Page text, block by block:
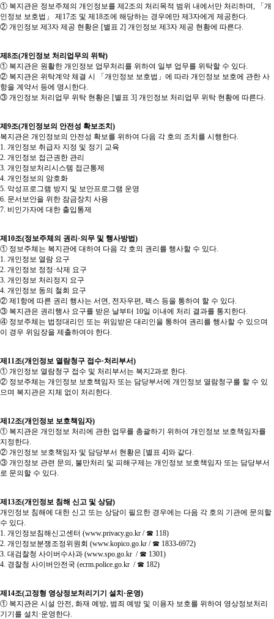
① 복지관은 정보주체의 개인정보를 제2조의 처리목적 범위 내에서만 처리하며, 「개
인정보 보호법」 제17조 및 제18조에 해당하는 경우에만 제3자에게 제공한다.
② 개인정보 제3자 제공 현황은 [별표 2] 개인정보 제3자 제공 현황에 따른다.
제8조(개인정보 처리업무의 위탁)
① 복지관은 원활한 개인정보 업무처리를 위하여 일부 업무를 위탁할 수 있다.
② 복지관은 위탁계약 체결 시 「개인정보 보호법」에 따라 개인정보 보호에 관한 사
항을 계약서 등에 명시한다.
③ 개인정보 처리업무 위탁 현황은 [별표 3] 개인정보 처리업무 위탁 현황에 따른다.
제9조(개인정보의 안전성 확보조치)
복지관은 개인정보의 안전성 확보를 위하여 다음 각 호의 조치를 시행한다.
1. 개인정보 취급자 지정 및 정기 교육
2. 개인정보 접근권한 관리
3. 개인정보처리시스템 접근통제
4. 개인정보의 암호화
5. 악성프로그램 방지 및 보안프로그램 운영
6. 문서보안을 위한 잠금장치 사용
7. 비인가자에 대한 출입통제
제10조(정보주체의 권리·의무 및 행사방법)
① 정보주체는 복지관에 대하여 다음 각 호의 권리를 행사할 수 있다.
1. 개인정보 열람 요구
2. 개인정보 정정·삭제 요구
3. 개인정보 처리정지 요구
4. 개인정보 동의 철회 요구
② 제1항에 따른 권리 행사는 서면, 전자우편, 팩스 등을 통하여 할 수 있다.
③ 복지관은 권리행사 요구를 받은 날부터 10일 이내에 처리 결과를 통지한다.
④ 정보주체는 법정대리인 또는 위임받은 대리인을 통하여 권리를 행사할 수 있으며
이 경우 위임장을 제출하여야 한다.
제11조(개인정보 열람청구 접수·처리부서)
① 개인정보 열람청구 접수 및 처리부서는 복지2과로 한다.
② 정보주체는 개인정보 보호책임자 또는 담당부서에 개인정보 열람청구를 할 수 있
으며 복지관은 지체 없이 처리한다.
제12조(개인정보 보호책임자)
① 복지관은 개인정보 처리에 관한 업무를 총괄하기 위하여 개인정보 보호책임자를
지정한다.
② 개인정보 보호책임자 및 담당부서 현황은 [별표 4]와 같다.
③ 개인정보 관련 문의, 불만처리 및 피해구제는 개인정보 보호책임자 또는 담당부서
로 문의할 수 있다.
제13조(개인정보 침해 신고 및 상담)
개인정보 침해에 대한 신고 또는 상담이 필요한 경우에는 다음 각 호의 기관에 문의할
수 있다.
1. 개인정보침해신고센터 (www.privacy.go.kr / ☎ 118)
2. 개인정보분쟁조정위원회 (www.kopico.go.kr / ☎ 1833-6972)
3. 대검찰청 사이버수사과 (www.spo.go.kr / ☎ 1301)
4. 경찰청 사이버안전국 (ecrm.police.go.kr / ☎ 182)
제14조(고정형 영상정보처리기기 설치·운영)
① 복지관은 시설 안전, 화재 예방, 범죄 예방 및 이용자 보호를 위하여 영상정보처리
기기를 설치·운영한다.